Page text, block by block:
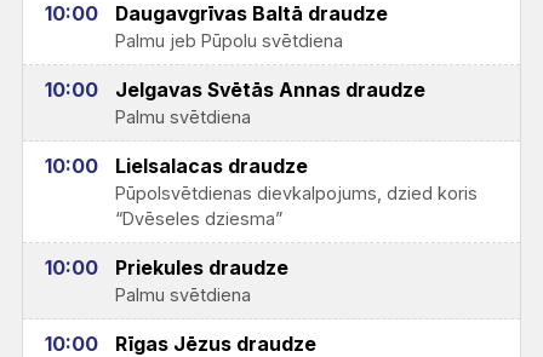
10:00 Daugavgrīvas Baltā draudze
Palmu jeb Pūpolu svētdiena
10:00 Jelgavas Svētās Annas draudze
Palmu svētdiena
10:00 Lielsalacas draudze
Pūpolsvētdienas dievkalpojums, dzied koris
“Dvēseles dziesma”
10:00 Priekules draudze
Palmu svētdiena
10:00 Rīgas Jēzus draudze